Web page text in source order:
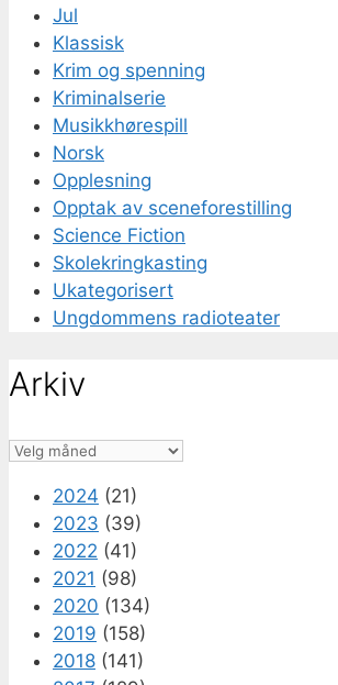
Jul
Klassisk
Krim og spenning
Kriminalserie
Musikkhørespill
Norsk
Opplesning
Opptak av sceneforestilling
Science Fiction
Skolekringkasting
Ukategorisert
Ungdommens radioteater
Arkiv
Arkiv
2024 (21)
2023 (39)
2022 (41)
2021 (98)
2020 (134)
2019 (158)
2018 (141)